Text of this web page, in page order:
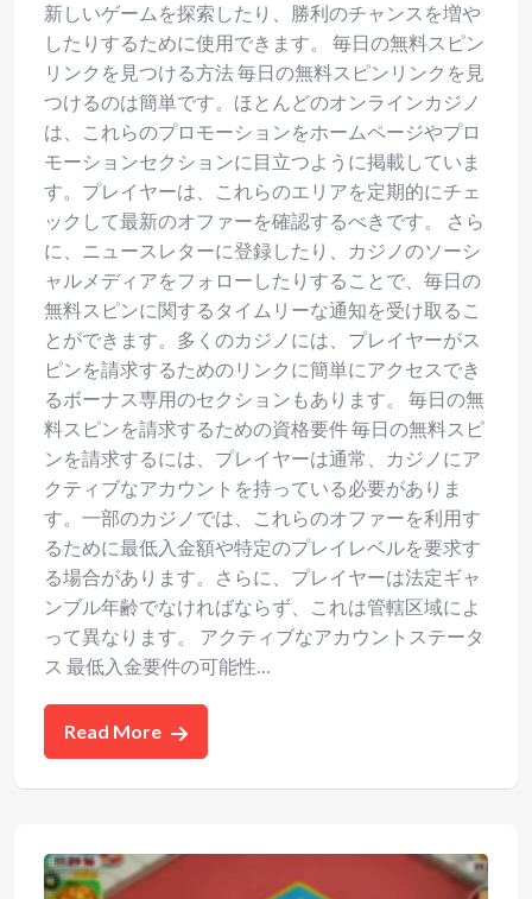
新しいゲームを探索したり、勝利のチャンスを増や
したりするために使用できます。 毎日の無料スピン
リンクを見つける方法 毎日の無料スピンリンクを見
つけるのは簡単です。ほとんどのオンラインカジノ
は、これらのプロモーションをホームページやプロ
モーションセクションに目立つように掲載していま
す。プレイヤーは、これらのエリアを定期的にチェ
ックして最新のオファーを確認するべきです。 さら
に、ニュースレターに登録したり、カジノのソーシ
ャルメディアをフォローしたりすることで、毎日の
無料スピンに関するタイムリーな通知を受け取るこ
とができます。多くのカジノには、プレイヤーがス
ピンを請求するためのリンクに簡単にアクセスでき
るボーナス専用のセクションもあります。 毎日の無
料スピンを請求するための資格要件 毎日の無料スピ
ンを請求するには、プレイヤーは通常、カジノにア
クティブなアカウントを持っている必要がありま
す。一部のカジノでは、これらのオファーを利用す
るために最低入金額や特定のプレイレベルを要求す
る場合があります。さらに、プレイヤーは法定ギャ
ンブル年齢でなければならず、これは管轄区域によ
って異なります。 アクティブなアカウントステータ
ス 最低入金要件の可能性…
Read More